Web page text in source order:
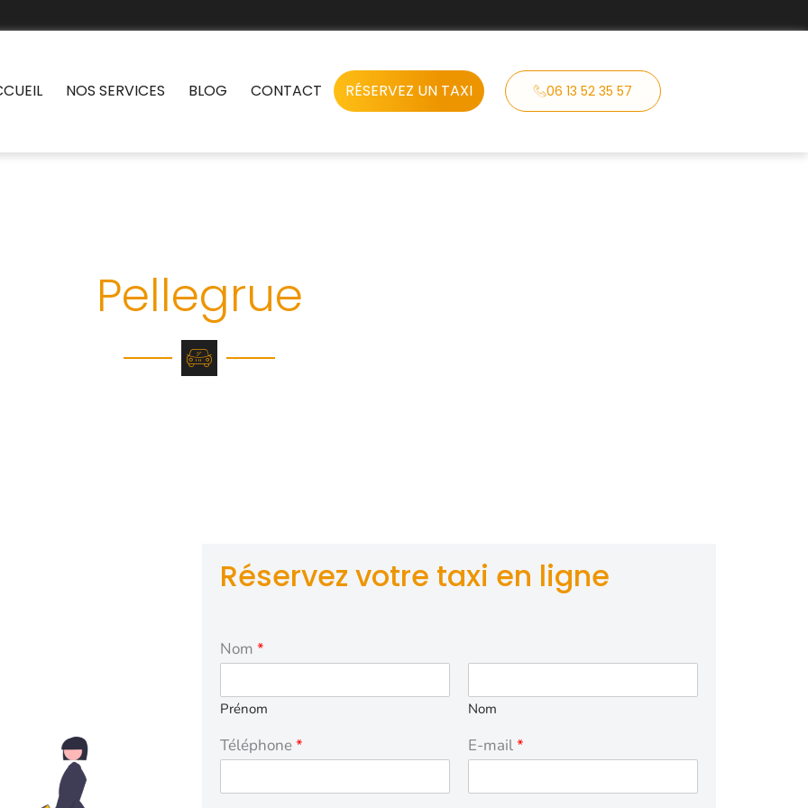
NOS SERVICES BLOG CONTACT RÉSERVEZ UN TAXI 06 13 52 35 57
Pellegrue
Réservez votre taxi en ligne
Nom *
Prénom Nom
Téléphone* E-mail*